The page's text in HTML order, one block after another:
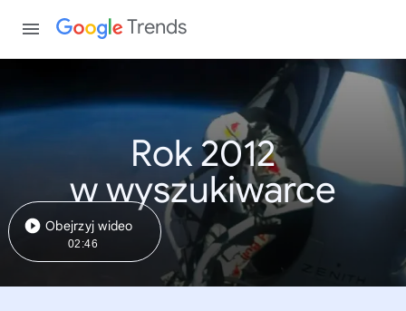
Trends
Rok 2012
w wyszukiwarce
Obejrzyj wideo
02:46